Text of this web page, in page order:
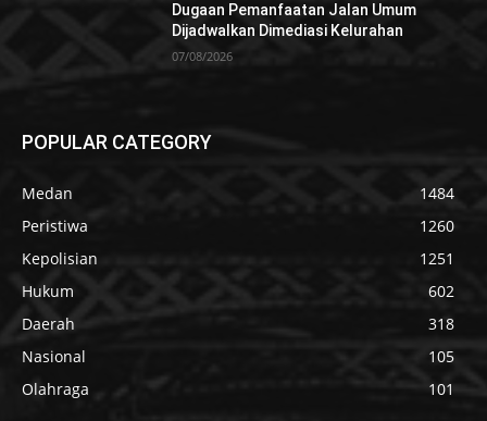
Dugaan Pemanfaatan Jalan Umum
Dijadwalkan Dimediasi Kelurahan
07/08/2026
POPULAR CATEGORY
Medan
1484
Peristiwa
1260
Kepolisian
1251
Hukum
602
Daerah
318
Nasional
105
Olahraga
101